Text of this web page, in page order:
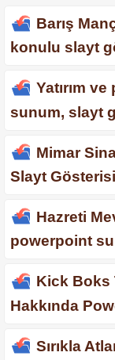
Barış
konulu slayt
Yatırım
sunum, slayt
Mimar
Slayt
Hazreti
powerpoint
Kick Boks
Hakkında
Sırıkla